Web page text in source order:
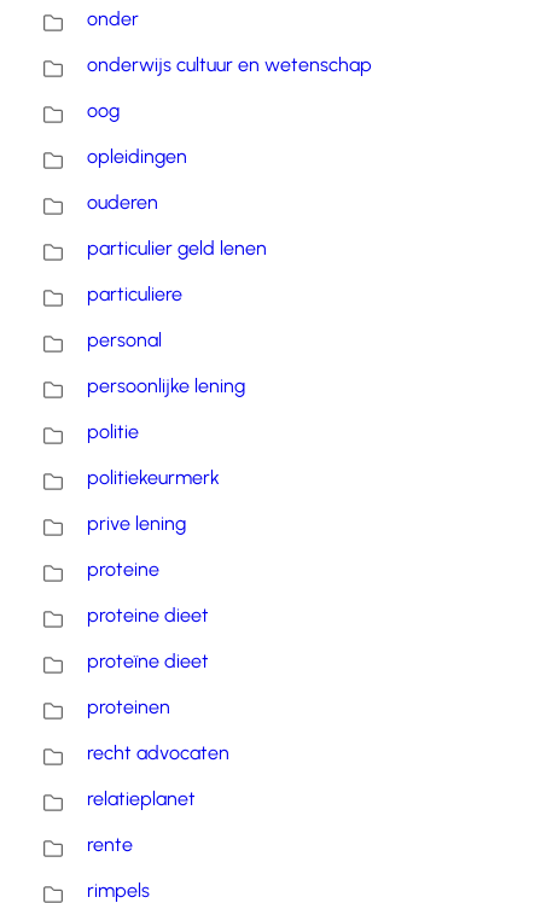
onder
onderwijs cultuur en wetenschap
oog
opleidingen
ouderen
particulier geld lenen
particuliere
personal
persoonlijke lening
politie
politiekeurmerk
prive lening
proteine
proteine dieet
proteïne dieet
proteinen
recht advocaten
relatieplanet
rente
rimpels